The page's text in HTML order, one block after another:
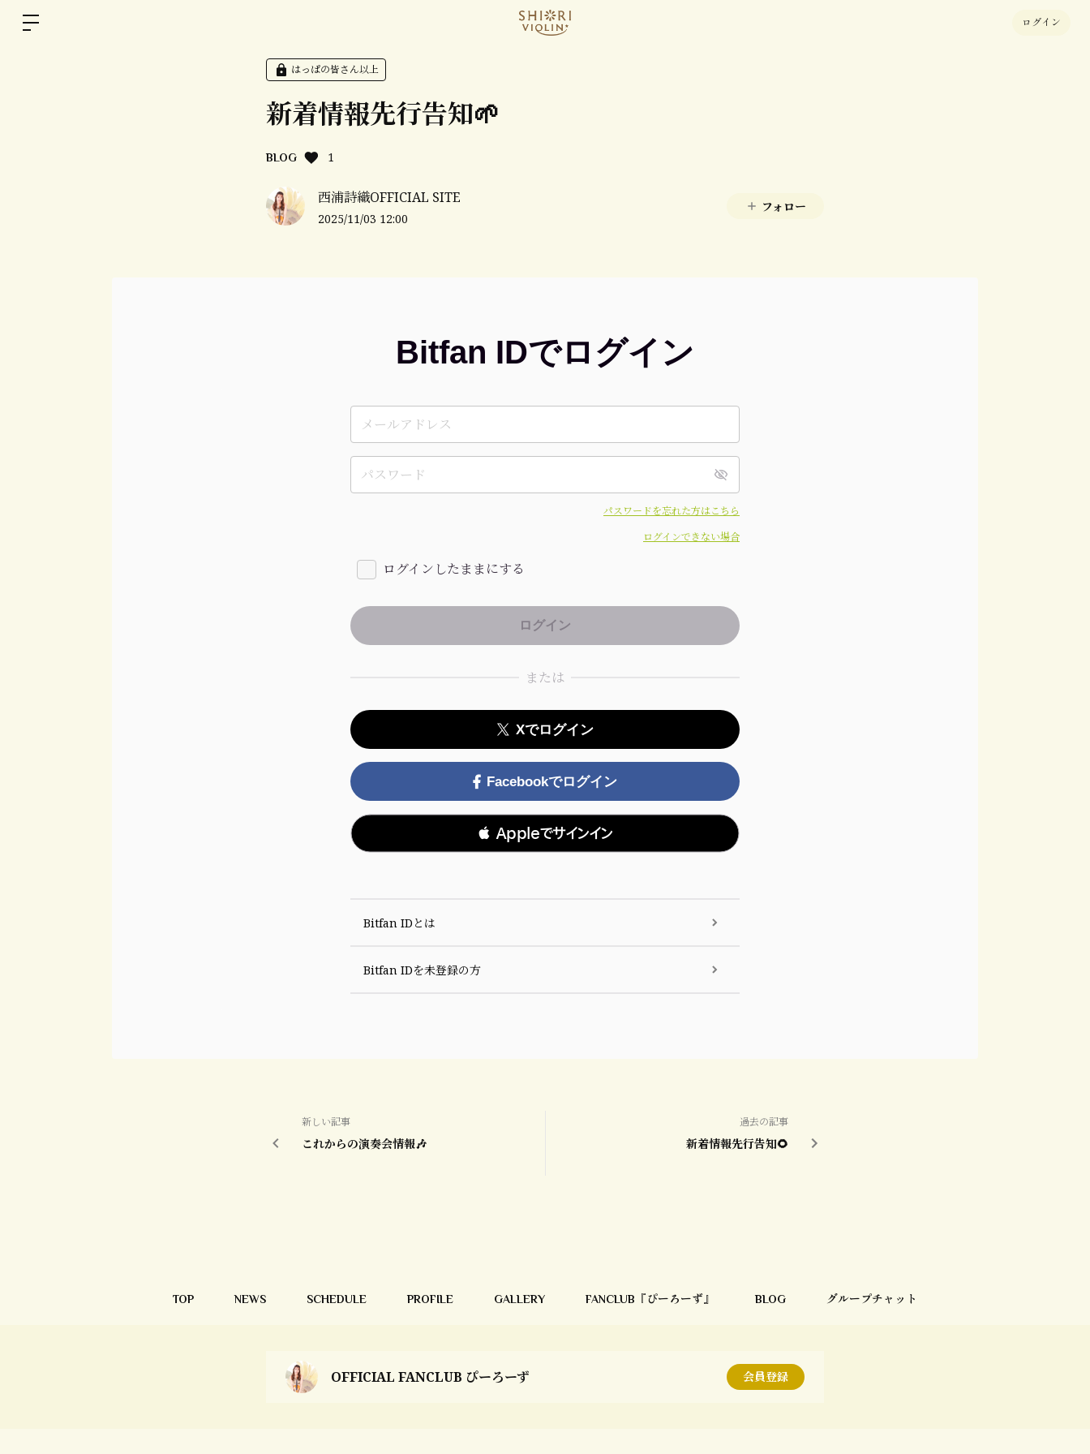
ログイン
はっぱの皆さん以上
新着情報先行告知🌱
BLOG 1
西浦詩織OFFICIAL SITE
2025/11/03 12:00
フォロー
Bitfan IDでログイン
パスワードを忘れた方はこちら
ログインできない場合
ログインしたままにする
または
Xでログイン
Facebookでログイン
 Appleでサインイン
Bitfan IDとは
Bitfan IDを未登録の方
新しい記事
これからの演奏会情報🎶
過去の記事
新着情報先行告知🌻
TOP NEWS SCHEDULE PROFILE GALLERY FANCLUB『ぴーろーず』 BLOG グループチャット
OFFICIAL FANCLUB ぴーろーず 会員登録